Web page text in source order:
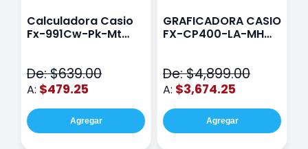
Calculadora Casio
Fx-991Cw-Pk-Mt
De: $639.00
A: $479.25
Agregar
GRAFICADORA CASIO
FX-CP400-LA-MH
De: $4,899.00
A: $3,674.25
Agregar